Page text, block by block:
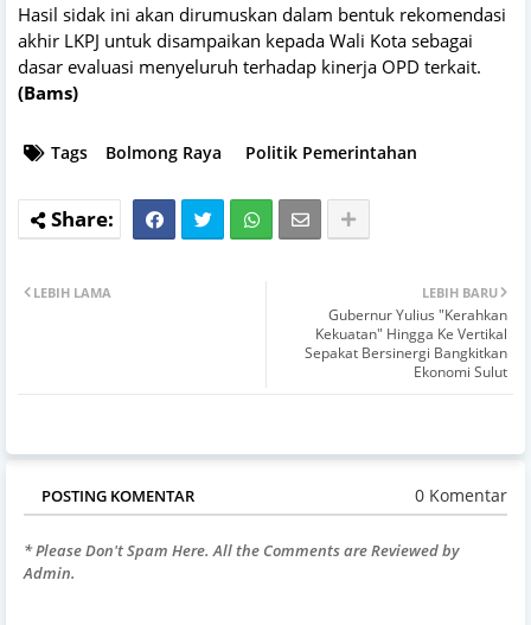
Hasil sidak ini akan dirumuskan dalam bentuk rekomendasi
akhir LKPJ untuk disampaikan kepada Wali Kota sebagai
dasar evaluasi menyeluruh terhadap kinerja OPD terkait.
(Bams)
Tags Bolmong Raya Politik Pemerintahan
LEBIH BARU
Gubernur Yulius "Kerahkan
Kekuatan" Hingga Ke Vertikal
Sepakat Bersinergi Bangkitkan
Ekonomi Sulut
LEBIH LAMA
POSTING KOMENTAR 0 Komentar
* Please Don't Spam Here. All the Comments are Reviewed by
Admin.